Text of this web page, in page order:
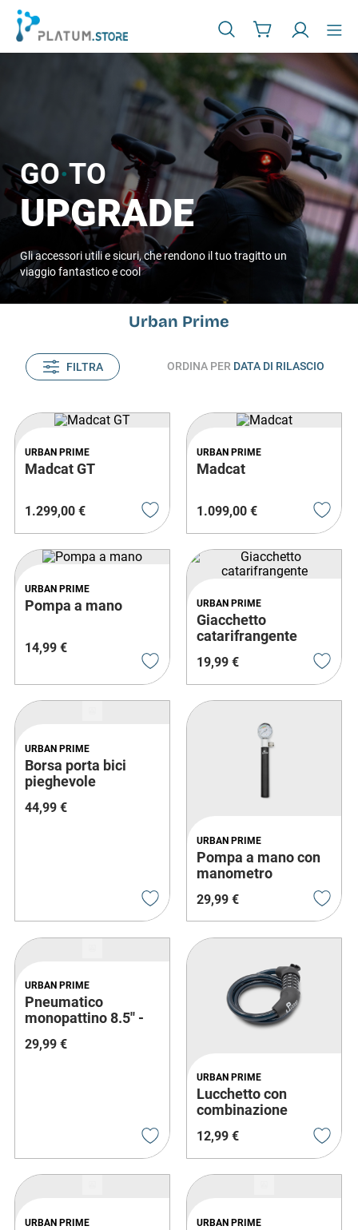
GO·TO
UPGRADE
Gli accessori utili e sicuri, che rendono il tuo tragitto un
viaggio fantastico e cool
Urban Prime
FILTRA ORDINA PER DATA DI RILASCIO
URBAN PRIME
Madcat GT
1.299,00 €
URBAN PRIME
Madcat
1.099,00 €
URBAN PRIME
Pompa a mano
14,99 €
URBAN PRIME
Giacchetto
catarifrangente
19,99 €
URBAN PRIME
Borsa porta bici
pieghevole
44,99 €
URBAN PRIME
Pompa a mano con
manometro
29,99 €
URBAN PRIME
Pneumatico
monopattino 8.5'' -
29,99 €
URBAN PRIME
Lucchetto con
combinazione
12,99 €
URBAN PRIME URBAN PRIME